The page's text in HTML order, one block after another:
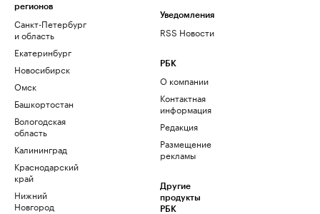
регионов
Санкт-Петербург
и область
Екатеринбург
Новосибирск
Омск
Башкортостан
Вологодская
область
Калининград
Краснодарский
край
Нижний
Новгород
Уведомления
RSS Новости
РБК
О компании
Контактная
информация
Редакция
Размещение
рекламы
Другие
продукты
РБК